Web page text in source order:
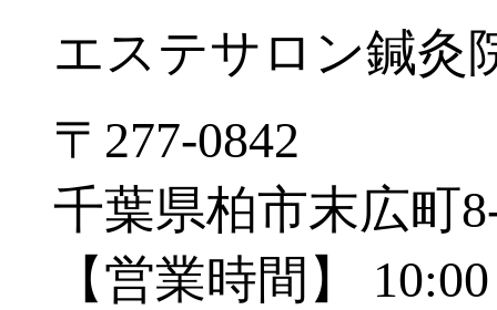
エステサロン鍼灸
〒277-0842
千葉県柏市末広町
【営業時間】